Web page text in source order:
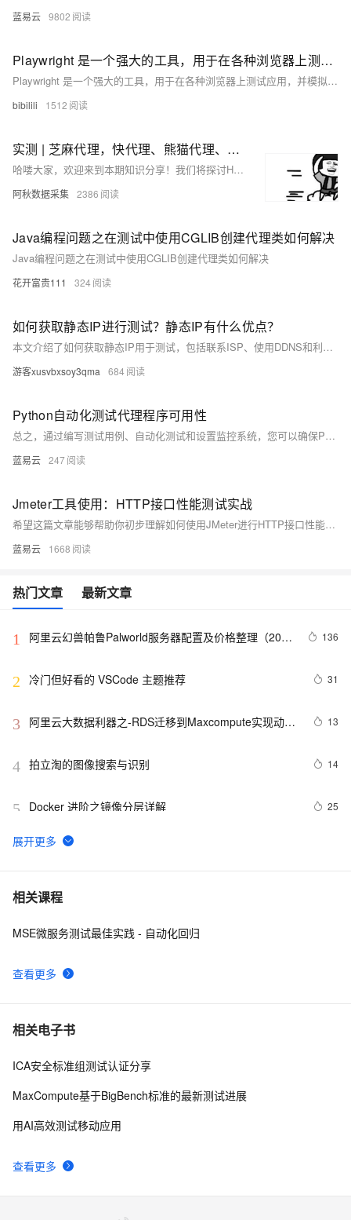
蓝易云 9802
Playwright 是一个强大的工具，用于在各种浏览器上测试应用，并模拟真实设备如手机和平板。通过配置 `playwright.devices`，可以轻松模拟不同设备的用户代理、屏幕尺寸、视口等特性。此外，Playwright 还支持模拟地理位置、区域设置、时区、权限（如通知）和配色方案，使测试更加全面和真实。例如，可以在配置文件中设置全局的区域设置和时区，然后在特定测试中进行覆盖。同时，还可以动态更改地理位置和媒体类型，以适应不同的测试需求。
Playwright 是一个强大的工具，用于在各种浏览器上测试应用，并模拟真实设备如手机和平板。通过配置 `playwright.devices`，可以轻松模拟不同设备的用户代理、屏幕尺寸、视口等特性。此外，Playwright 还支持模拟地理位置、区域设置、时区、权限（如通知）和配色方案，使测试更加全面和真实。例如，可以在配置文件中设置全局的区域设置和时区，然后在特定测试中进行覆盖。同时，还可以动态更改地理位置和媒体类型，以适应不同的测试需求。
bibilili 1512
实测 | 芝麻代理，快代理、熊猫代理、豌豆代理HTTP代理质量测试
哈喽大家，欢迎来到本期知识分享！我们将探讨HTTP代理的质量分析方法，无论新手还是资深用户都能从中受益。首先介绍了HTTP代理的基本概念及其重要性。接着，我们通过两个关键指标——响应时间和可用性来评估代理质量。响应时间可通过`curl`命令测试并计算平均值；可用性则需设置定时任务持续检测，比如使用Python脚本。最后，通过具体案例分析了几家知名代理供应商的表现，其中青果网络在各项指标上表现突出，是进行数据采集等活动的优质选择。记得选择最适合自己的代理服务哦！
阿秋数据采集 2386
Java编程问题之在测试中使用CGLIB创建代理类如何解决
Java编程问题之在测试中使用CGLIB创建代理类如何解决
花开富贵111 324
如何获取静态IP进行测试？静态IP有什么优点？
本文介绍了如何获取静态IP用于测试，包括联系ISP、使用DDNS和利用VPN。静态IP具有稳定性、安全性和易用性的优点，适合网络测试和特定设置。
游客xusvbxsoy3qma 684
Python自动化测试代理程序可用性
总之，通过编写测试用例、自动化测试和设置监控系统，您可以确保Python自动化测试代理程序的可用性，并及时发现和解决问题。这有助于提供更可靠和高性能的代理服务。
蓝易云 247
Jmeter工具使用：HTTP接口性能测试实战
希望这篇文章能够帮助你初步理解如何使用JMeter进行HTTP接口性能测试，有兴趣的话，你可以研究更多关于JMeter的内容。记住，只有理解并掌握了这些工具，你才能充分利用它们发挥其应有的价值。+
蓝易云 1668
热门文章 最新文章
1
阿里云幻兽帕鲁Palworld服务器配置及价格整理（2024
136
2 冷门但好看的 VSCode 主题推荐 31
3
阿里云大数据利器之-RDS迁移到Maxcompute实现动态
13
4 拍立淘的图像搜索与识别 14
5 Docker 进阶之镜像分层详解 25
6 GET 请求和 POST 请求的安全性有何区别？
7 hdu 3015 Disharmony Trees
8 perl--CGI编程之Apache服务器安装配置
9 如何绑定多个action到一个slot
10
相关课程
查看更多
MSE微服务测试最佳实践 - 自动化回归
相关电子书
查看更多
ICA安全标准组测试认证分享
MaxCompute基于BigBench标准的最新测试进展
用AI高效测试移动应用